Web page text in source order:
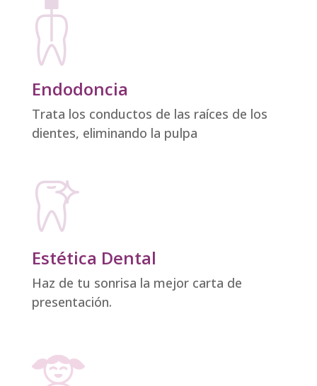
Endodoncia
Trata los conductos de las raíces de los
dientes, eliminando la pulpa
Estética Dental
Haz de tu sonrisa la mejor carta de
presentación.